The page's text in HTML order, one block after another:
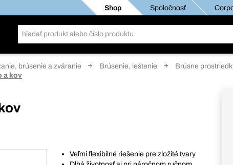
Shop Spoločnosť
brúsenie a zváranie Brúsenie, leštenie Brúsne
a kov
Veľmi flexibilné riešenie pre zložité tvary